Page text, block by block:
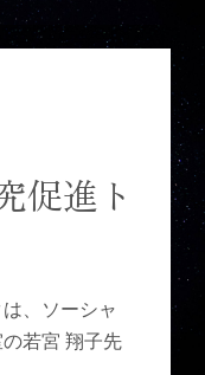
促進ト
、ソーシャ
若宮 翔子先